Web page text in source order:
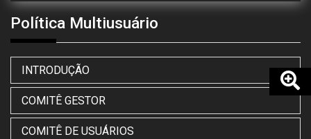
Política Multiusuário
INTRODUÇÃO
COMITÊ GESTOR
COMITÊ DE USUÁRIOS